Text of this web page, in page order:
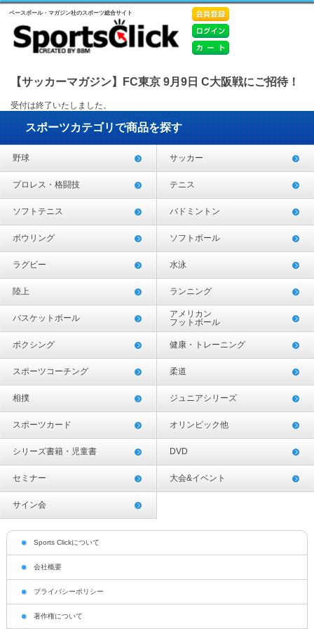
ベースボール・マガジン社のスポーツ総合サイト
【サッカーマガジン】FC東京 9月9日 C大阪戦にご招待！
受付は終了いたしました。
スポーツカテゴリで商品を探す
野球 サッカー
プロレス・格闘技 テニス
ソフトテニス バドミントン
ボウリング ソフトボール
ラグビー 水泳
陸上 ランニング
バスケットボール
アメリカン
フットボール
ボクシング 健康・トレーニング
スポーツコーチング 柔道
相撲 ジュニアシリーズ
スポーツカード オリンピック他
シリーズ書籍・児童書 DVD
セミナー 大会&イベント
サイン会
Sports Clickについて
会社概要
プライバシーポリシー
著作権について